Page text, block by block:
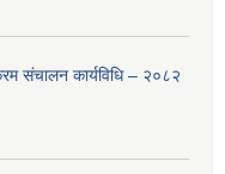
संचालन कार्यविधि – २०८२